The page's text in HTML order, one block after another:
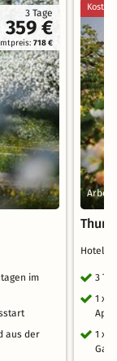
3 Tage
359 €
718 €
im
aus der
Hotel
3
1 x
1 x